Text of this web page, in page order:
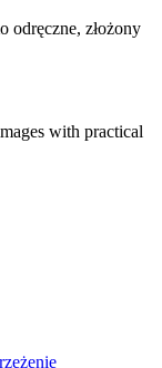
odręczne, złożony
with practical